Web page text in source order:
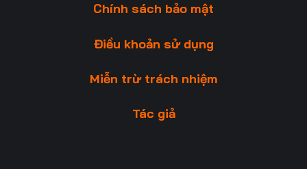
Chính sách bảo mật
Điều khoản sử dụng
Miễn trừ trách nhiệm
Tác giả